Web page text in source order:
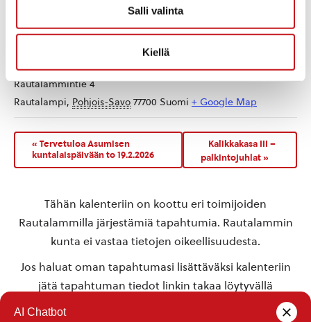
Salli valinta
Kiellä
Rautalampi
Rautalammintie 4
Rautalampi, Pohjois-Savo 77700 Suomi + Google Map
« Tervetuloa Asumisen
kuntalaispäivään to 19.2.2026
Kalikkakasa III –
palkintojuhlat»
Tähän kalenteriin on koottu eri toimijoiden
Rautalammilla järjestämiä tapahtumia. Rautalammin
kunta ei vastaa tietojen oikeellisuudesta.
Jos haluat oman tapahtumasi lisättäväksi kalenteriin
jätä tapahtuman tiedot linkin takaa löytyvällä